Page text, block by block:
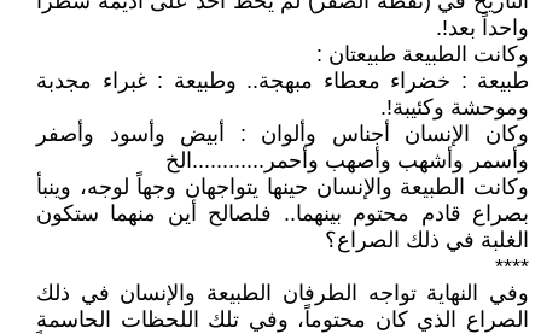
واحداً بعد!.
وكانت الطبيعة طبيعتان :
طبيعة : خضراء معطاء مبهجة.. وطبيعة : غبراء مجدبة
وموحشة وكئيبة!.
وكان الإنسان أجناس وألوان : أبيض وأسود وأصفر
وأسمر وأشهب وأصهب وأحمر............الخ
وكانت الطبيعة والإنسان حينها يتواجهان وجهاً لوجه، وينبأ
بصراع قادم محتوم بينهما.. فلصالح أين منهما ستكون
الغلبة في ذلك الصراع؟
****
وفي النهاية تواجه الطرفان الطبيعة والإنسان في ذلك
الصراع الذي كان محتوماً، وفي تلك اللحظات الحاسمة